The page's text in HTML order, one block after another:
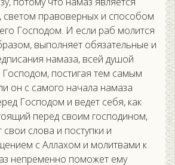
светом правоверных и способом
Господом. И если раб молится
выполняет обязательные и
намаза, всей душой
Господом, постигая тем самым
он с самого начала намаза
Господом и ведет себя, как
перед своим господином,
слова и поступки и
с Аллахом и молитвами к
непременно поможет ему